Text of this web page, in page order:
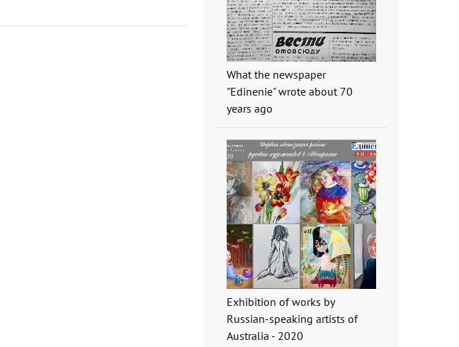
What the newspaper
"Edinenie" wrote about 70
years ago
Exhibition of works by
Russian-speaking artists of
Australia - 2020